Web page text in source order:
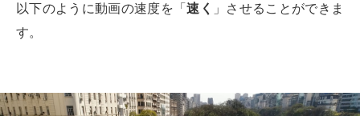
以下のように動画の速度を「速く
」させることができま
す。